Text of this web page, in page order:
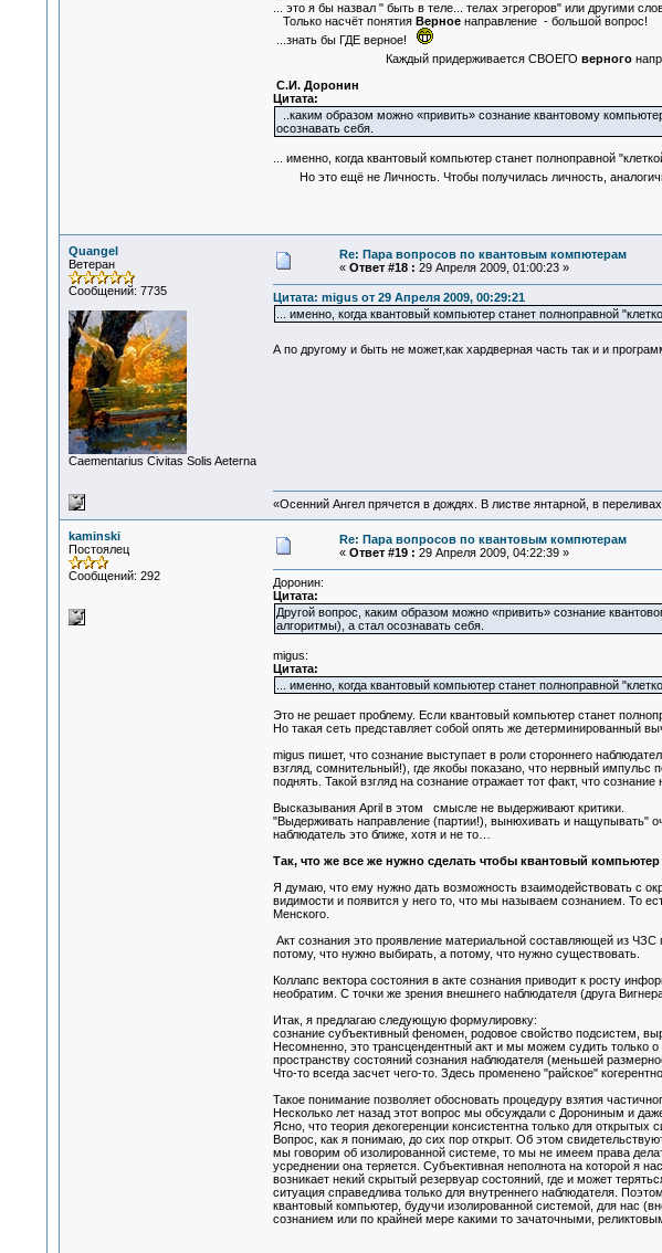
... это я бы назвал " быть в теле... телах эгрегоров" или другими
Только насчёт понятия Верноенаправление - большой вопрос!
...знать бы ГДЕ верное!
Каждый придерживается СВОЕГО верного
С.И. Доронин
Цитата:
..каким образом можно «привить» сознание квантовому
осознавать себя.
... именно, когда квантовый компьютер станет полноправной
Но это ещё не Личность. Чтобы получилась личность,
Quangel
Ветеран
Сообщений: 7735
Сaementarius Civitas Solis Aeterna
Re: Пара вопросов по квантовым компютерам
« Ответ #18 : 29 Апреля 2009, 01:00:23 »
Цитата: migus от 29 Апреля 2009, 00:29:21
... именно, когда квантовый компьютер станет полноправной
А по другому и быть не может,как хардверная часть так и и
«Осенний Ангел прячется в дождях. В листве янтарной, в
kaminski
Постоялец
Сообщений: 292
Re: Пара вопросов по квантовым компютерам
« Ответ #19 : 29 Апреля 2009, 04:22:39 »
Доронин:
Цитата:
Другой вопрос, каким образом можно «привить» сознание
алгоритмы), а стал осознавать себя.
migus:
Цитата:
... именно, когда квантовый компьютер станет полноправной
Это не решает проблему. Если квантовый компьютер станет
Но такая сеть представляет собой опять же детерминированный
migus пишет, что сознание выступает в роли стороннего
взгляд, сомнительный!), где якобы показано, что нервный импульс
поднять. Такой взгляд на сознание отражает тот факт, что
Высказывания April в этом смысле не выдерживают критики.
"Выдерживать направление (партии!), вынюхивать и нащупывать"
наблюдатель это ближе, хотя и не то…
Так, что же все же нужно сделать чтобы квантовый
Я думаю, что ему нужно дать возможность взаимодействовать с
видимости и появится у него то, что мы называем сознанием. То
Менского.
Акт сознания это проявление материальной составляющей из
потому, что нужно выбирать, а потому, что нужно существовать.
Коллапс вектора состояния в акте сознания приводит к росту
необратим. С точки же зрения внешнего наблюдателя (друга
Итак, я предлагаю следующую формулировку:
сознание субъективный феномен, родовое свойство подсистем,
Несомненно, это трансцендентный акт и мы можем судить только
пространству состояний сознания наблюдателя (меньшей
Что-то всегда засчет чего-то. Здесь променено "райское"
Такое понимание позволяет обосновать процедуру взятия
Несколько лет назад этот вопрос мы обсуждали с Дорониным и
Ясно, что теория декогеренции консистентна только для
Вопрос, как я понимаю, до сих пор открыт. Об этом
мы говорим об изолированной системе, то мы не имеем права
усреднении она теряется. Субъективная неполнота на которой я
возникает некий скрытый резервуар состояний, где и может
ситуация справедлива только для внутреннего наблюдателя.
квантовый компьютер, будучи изолированной системой, для нас
сознанием или по крайней мере какими то зачаточными,